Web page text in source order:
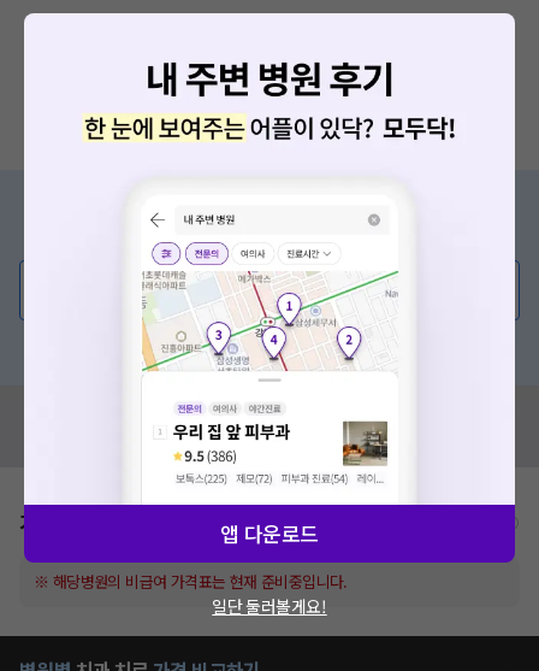
증상/치료, 궁금한 점이 있나요?
의사가 직접 답해드려요!
💬 무엇이든 물어보세요
혹은, 의료상담 서비스에 다양한 게시글 보러가기
혹시 잘못된 병원정보가 있나요?
모두닥 팀에 알려주세요!
가격표
※ 해당병원의 비급여 가격표는 현재 준비중입니다.
앱 다운로드
일단 둘러볼게요!